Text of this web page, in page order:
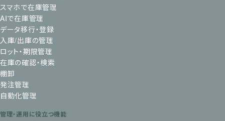
スマホで在庫管理
AIで在庫管理
データ移行・登録
入庫/出庫の管理
ロット・期限管理
在庫の確認・検索
棚卸
発注管理
自動化管理
管理・運用に役立つ機能